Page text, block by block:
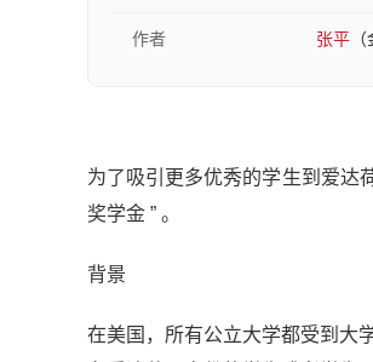
作者 张平
为了吸引更多优秀的学生到爱达
奖学金 ” 。
背景
在美国，所有公立大学都受到大